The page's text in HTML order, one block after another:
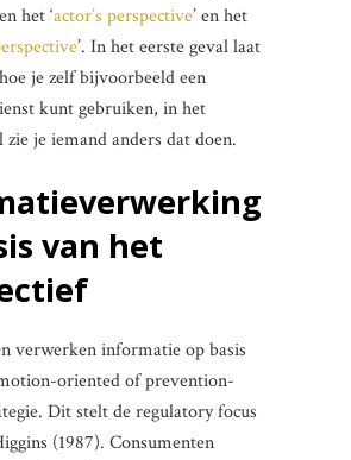
het ‘actor’s perspective’ en het
’. In het eerste geval laat
je zelf bijvoorbeeld een
kunt gebruiken, in het
zie je iemand anders dat doen.
van het
verwerken informatie op basis
oriented of prevention-
Dit stelt de regulatory focus
(1987). Consumenten